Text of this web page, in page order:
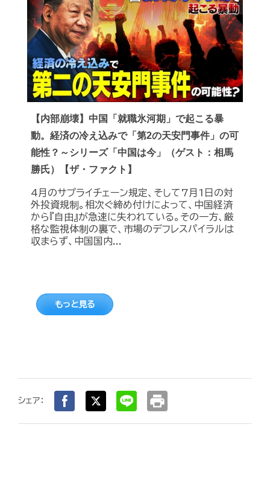
【内部崩壊】中国「就職氷河期」で起こる暴
動。経済の冷え込みで「第2の天安門事件」の可
能性？～シリーズ「中国は今」（ゲスト：相馬
勝氏）【ザ・ファクト】
4月のサプライチェーン規定、そして7月1日の対
外投資規制。相次ぐ締め付けによって、中国経済
から『自由』が急速に失われている。その一方、厳
格な監視体制の裏で、市場のデフレスパイラルは
収まらず、中国国内...
もっと見る
シェア： print